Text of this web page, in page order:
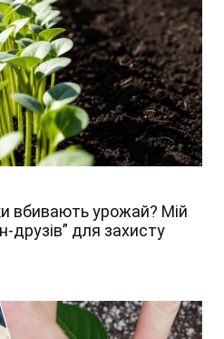
вбивають урожай? Мій
друзів” для захисту